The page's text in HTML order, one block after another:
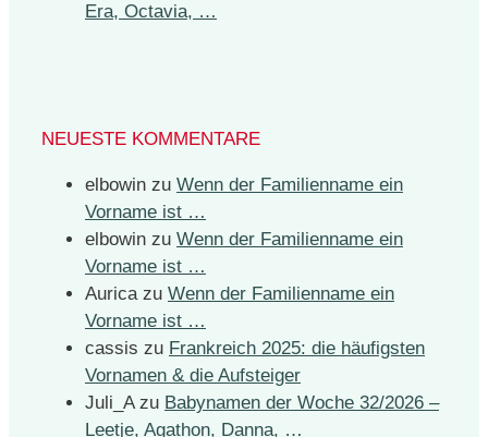
Era, Octavia, …
NEUESTE KOMMENTARE
elbowin zu Wenn der Familienname ein
Vorname ist …
elbowin zu Wenn der Familienname ein
Vorname ist …
Aurica zu Wenn der Familienname ein
Vorname ist …
cassis zu Frankreich 2025: die häufigsten
Vornamen & die Aufsteiger
Juli_Azu Babynamen der Woche 32/2026 –
Leetje, Agathon, Danna, …